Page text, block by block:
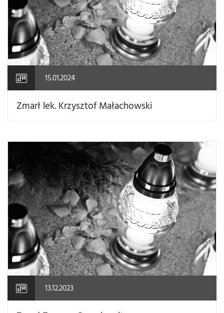
15.01.2024
Zmarł lek. Krzysztof Małachowski
13.12.2023